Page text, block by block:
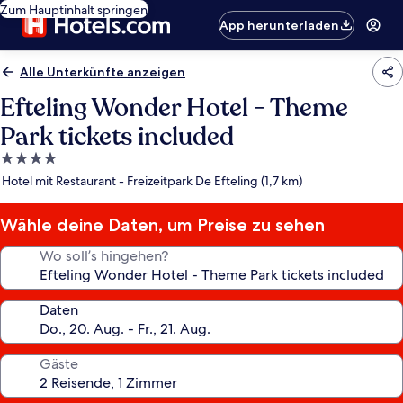
Zum Hauptinhalt springen
App herunterladen
Alle Unterkünfte anzeigen
Efteling Wonder Hotel - Theme
Park tickets included
4.0-
Sterne-
Hotel mit Restaurant - Freizeitpark De Efteling (1,7 km)
Wähle deine Daten, um Preise zu sehen
Wo soll’s hingehen?
Daten
Gäste